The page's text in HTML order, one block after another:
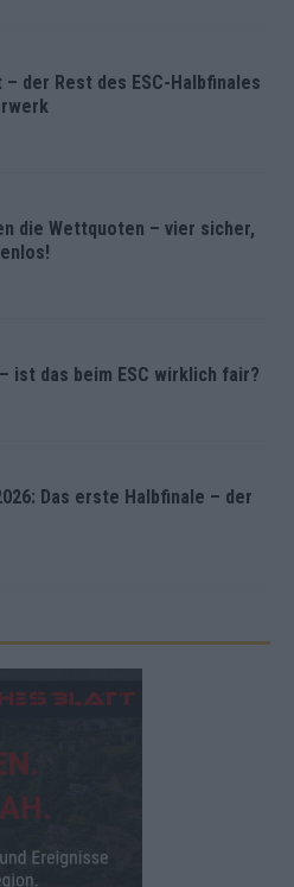
der Rest des ESC-Halbfinales
die Wettquoten – vier sicher,
ist das beim ESC wirklich fair?
Das erste Halbfinale – der